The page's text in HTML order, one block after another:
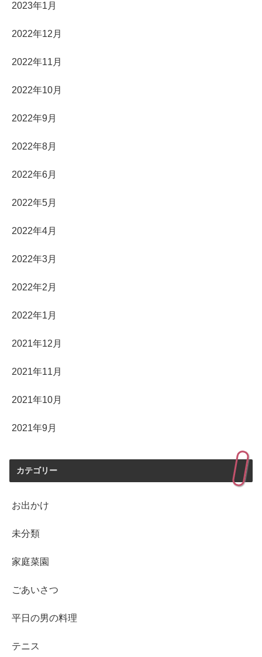
2023年1月
2022年12月
2022年11月
2022年10月
2022年9月
2022年8月
2022年6月
2022年5月
2022年4月
2022年3月
2022年2月
2022年1月
2021年12月
2021年11月
2021年10月
2021年9月
カテゴリー
お出かけ
未分類
家庭菜園
ごあいさつ
平日の男の料理
テニス